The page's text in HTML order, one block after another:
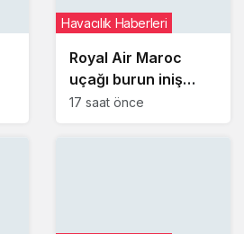
Royal Air Maroc
uçağı burun iniş
takımı arızası
Havacılık Haberleri
17 saat önce